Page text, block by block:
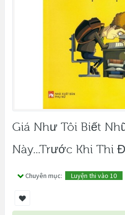
Giá Như Tôi Biết
Này...Trước Khi Thi
Chuyên mục: Luyện thi vào 10